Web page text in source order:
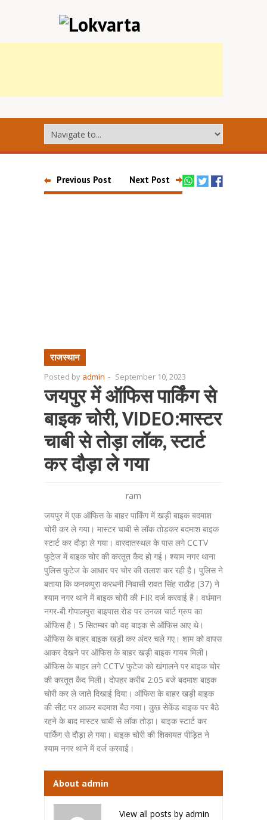
Previous Post Next Post
राजस्थान
Posted by admin - September 10, 2023
जयपुर में ऑफिस पार्किंग से
बाइक चोरी, VIDEO:मास्टर
चाबी से तोड़ा लॉक, स्टार्ट
कर दौड़ा ले गया
ram
जयपुर में एक ऑफिस के बाहर पार्किंग में खड़ी बाइक बदमाश
चोरी कर ले गया। मास्टर चाबी से लॉक तोड़कर बदमाश बाइक
स्टार्ट कर दौड़ा ले गया। वारदातस्थल के पास लगे CCTV
फुटेज में बाइक चोर की करतूत कैद हो गई। श्याम नगर थाना
पुलिस फुटेज के आधार पर चोर की तलाश कर रही है। पुलिस ने
बताया कि कनकपुरा करधनी निवासी रावत सिंह राठौड़ (37) ने
श्याम नगर थाने में बाइक चोरी की FIR दर्ज करवाई है। वर्धमान
नगर-बी गोपालपुरा बाइपास रोड पर उनका चार्ट ग्रुप का
ऑफिस है। 5 सितम्बर को वह बाइक से ऑफिस आए थे।
ऑफिस के बाहर बाइक खड़ी कर अंदर चले गए। शाम को वापस
आकर देखने पर ऑफिस के बाहर खड़ी बाइक गायब मिली।
ऑफिस के बाहर लगे CCTV फुटेज को खंगालने पर बाइक चोर
की करतूत कैद मिली। दोपहर करीब 2:05 बजे बदमाश बाइक
चोरी कर ले जाते दिखाई दिया। ऑफिस के बाहर खड़ी बाइक
की सीट पर आकर बदमाश बैठ गया। कुछ सेकेंड बाइक पर बैठे
रहने के बाद मास्टर चाबी से लॉक तोड़ा। बाइक स्टार्ट कर
पार्किंग से दौड़ा ले गया। बाइक चोरी की शिकायत पीड़ित ने
श्याम नगर थाने में दर्ज करवाई।
About admin
View all posts by admin